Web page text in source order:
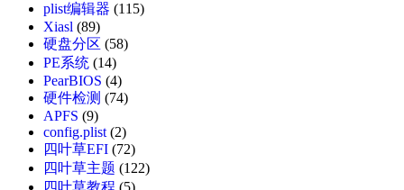
plist编辑器 (115)
Xiasl (89)
硬盘分区 (58)
PE系统 (14)
PearBIOS (4)
硬件检测 (74)
APFS (9)
config.plist(2)
四叶草EFI (72)
四叶草主题 (122)